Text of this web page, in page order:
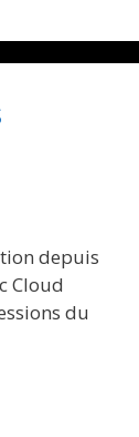
depuis
Cloud
du